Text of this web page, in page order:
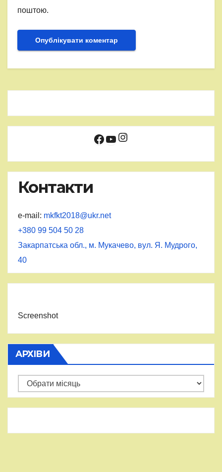
поштою.
Facebook
YouTube
Instagram
Контакти
e-mail: mkfkt2018@ukr.net
+380 99 504 50 28
Закарпатська обл., м. Мукачево, вул. Я. Мудрого,
40
Screenshot
АРХІВИ
Архіви